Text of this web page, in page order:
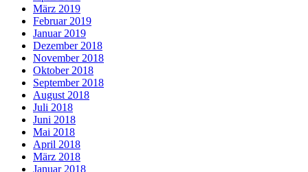
März 2019
Februar 2019
Januar 2019
Dezember 2018
November 2018
Oktober 2018
September 2018
August 2018
Juli 2018
Juni 2018
Mai 2018
April 2018
März 2018
Januar 2018